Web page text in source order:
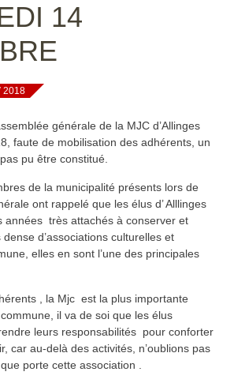
14
2018
générale de la MJC d’Allinges
faute de mobilisation des adhérents, un
pu être constitué.
de la municipalité présents lors de
ont rappelé que les élus d’ Alllinges
années très attachés à conserver et
d’associations culturelles et
elles en sont l’une des principales
, la Mjc est la plus importante
il va de soi que les élus
leurs responsabilités pour conforter
car au-delà des activités, n’oublions pas
porte cette association .